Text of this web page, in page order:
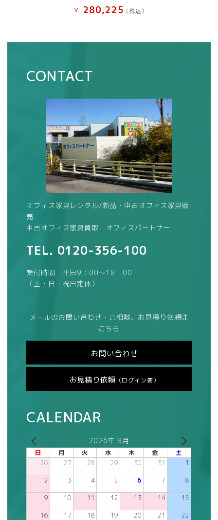
¥ 280,225 (税込）
CONTACT
オフィス家具レンタル/新品・中古オフィス家具販
売
中古オフィス家具買取 オフィスパートナー
TEL. 0120-356-100
受付時間 平日9：00～18：00
（土・日・祝日定休）
メールのお問い合わせ・ご相談、お見積り依頼は
こちら
お問い合わせ
お見積り依頼 （ログイン要）
CALENDAR
2026年 8月
日 月 火 水 木 金 土
26 27 28 29 30 31 1
2 3 4 5 6 7 8
9 10 11 12 13 14 15
16 17 18 19 20 21 22